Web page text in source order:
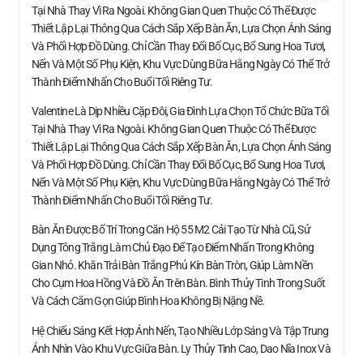
Tại Nhà Thay Vì Ra Ngoài. Không Gian Quen Thuộc Có Thể Được
Thiết Lập Lại Thông Qua Cách Sắp Xếp Bàn Ăn, Lựa Chọn Ánh Sáng
Và Phối Hợp Đồ Dùng. Chỉ Cần Thay Đổi Bố Cục, Bổ Sung Hoa Tươi,
Nến Và Một Số Phụ Kiện, Khu Vực Dùng Bữa Hằng Ngày Có Thể Trở
Thành Điểm Nhấn Cho Buổi Tối Riêng Tư.
Valentine Là Dịp Nhiều Cặp Đôi, Gia Đình Lựa Chọn Tổ Chức Bữa Tối
Tại Nhà Thay Vì Ra Ngoài. Không Gian Quen Thuộc Có Thể Được
Thiết Lập Lại Thông Qua Cách Sắp Xếp Bàn Ăn, Lựa Chọn Ánh Sáng
Và Phối Hợp Đồ Dùng. Chỉ Cần Thay Đổi Bố Cục, Bổ Sung Hoa Tươi,
Nến Và Một Số Phụ Kiện, Khu Vực Dùng Bữa Hằng Ngày Có Thể Trở
Thành Điểm Nhấn Cho Buổi Tối Riêng Tư.
Bàn Ăn Được Bố Trí Trong Căn Hộ 55 M2 Cải Tạo Từ Nhà Cũ, Sử
Dụng Tông Trắng Làm Chủ Đạo Để Tạo Điểm Nhấn Trong Không
Gian Nhỏ. Khăn Trải Bàn Trắng Phủ Kín Bàn Tròn, Giúp Làm Nền
Cho Cụm Hoa Hồng Và Đồ Ăn Trên Bàn. Bình Thủy Tinh Trong Suốt
Và Cách Cắm Gọn Giúp Bình Hoa Không Bị Nặng Nề.
Hệ Chiếu Sáng Kết Hợp Ánh Nến, Tạo Nhiều Lớp Sáng Và Tập Trung
Ánh Nhìn Vào Khu Vực Giữa Bàn. Ly Thủy Tinh Cao, Dao Nĩa Inox Và